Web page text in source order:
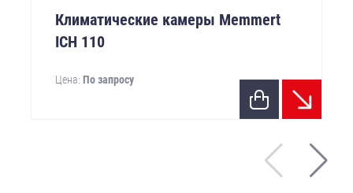
Климатические камеры Memmert
ICH 110
Цена: По запросу